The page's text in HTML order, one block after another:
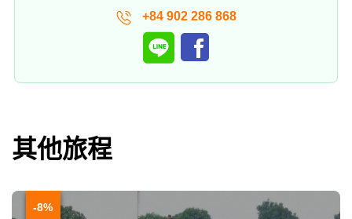
+84 902 286 868
其他旅程
-8%